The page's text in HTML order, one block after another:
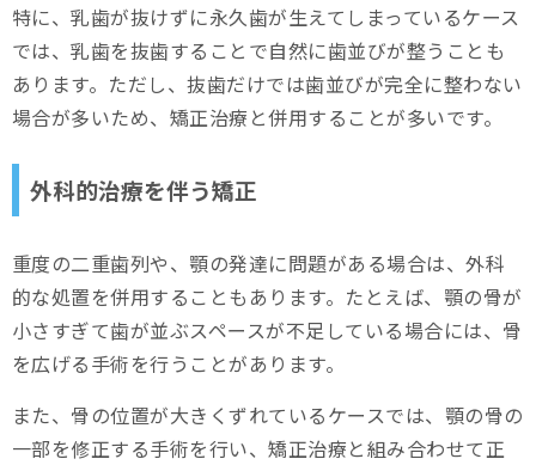
特に、乳歯が抜けずに永久歯が生えてしまっているケース
では、乳歯を抜歯することで自然に歯並びが整うことも
あります。ただし、抜歯だけでは歯並びが完全に整わない
場合が多いため、矯正治療と併用することが多いです。
外科的治療を伴う矯正
重度の二重歯列や、顎の発達に問題がある場合は、外科
的な処置を併用することもあります。たとえば、顎の骨が
小さすぎて歯が並ぶスペースが不足している場合には、骨
を広げる手術を行うことがあります。
また、骨の位置が大きくずれているケースでは、顎の骨の
一部を修正する手術を行い、矯正治療と組み合わせて正